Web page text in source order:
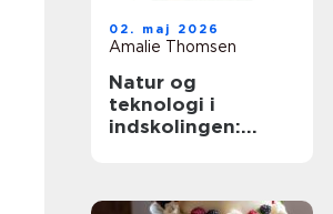
02. maj 2026
Amalie Thomsen
Natur og
teknologi i
indskolingen: